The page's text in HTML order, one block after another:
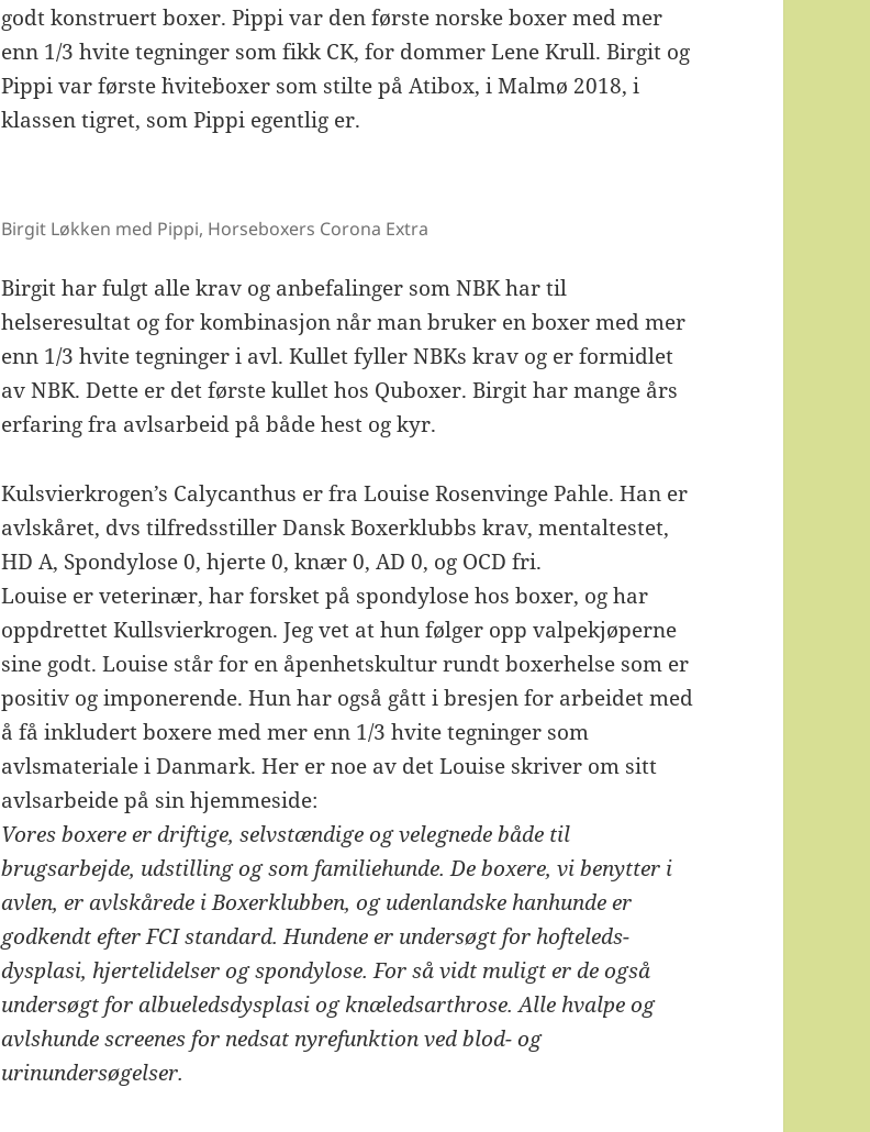
godt konstruert boxer. Pippi var den første norske boxer med mer
enn 1/3 hvite tegninger som fikk CK, for dommer Lene Krull. Birgit og
Pippi var første ¨hvite¨boxer som stilte på Atibox, i Malmø 2018, i
klassen tigret, som Pippi egentlig er.
Birgit Løkken med Pippi, Horseboxers Corona Extra
Birgit har fulgt alle krav og anbefalinger som NBK har til
helseresultat og for kombinasjon når man bruker en boxer med mer
enn 1/3 hvite tegninger i avl. Kullet fyller NBKs krav og er formidlet
av NBK. Dette er det første kullet hos Quboxer. Birgit har mange års
erfaring fra avlsarbeid på både hest og kyr.
Kulsvierkrogen’s Calycanthus er fra Louise Rosenvinge Pahle. Han er
avlskåret, dvs tilfredsstiller Dansk Boxerklubbs krav, mentaltestet,
HD A, Spondylose 0, hjerte 0, knær 0, AD 0, og OCD fri.
Louise er veterinær, har forsket på spondylose hos boxer, og har
oppdrettet Kullsvierkrogen. Jeg vet at hun følger opp valpekjøperne
sine godt. Louise står for en åpenhetskultur rundt boxerhelse som er
positiv og imponerende. Hun har også gått i bresjen for arbeidet med
å få inkludert boxere med mer enn 1/3 hvite tegninger som
avlsmateriale i Danmark. Her er noe av det Louise skriver om sitt
avlsarbeide på sin hjemmeside:
Vores boxere er driftige, selvstændige og velegnede både til
brugsarbejde, udstilling og som familiehunde. De boxere, vi benytter i
avlen, er avlskårede i Boxerklubben, og udenlandske hanhunde er
godkendt efter FCI standard. Hundene er undersøgt for hofteleds-
dysplasi, hjertelidelser og spondylose. For så vidt muligt er de også
undersøgt for albueledsdysplasi og knæledsarthrose. Alle hvalpe og
avlshunde screenes for nedsat nyrefunktion ved blod- og
urinundersøgelser.